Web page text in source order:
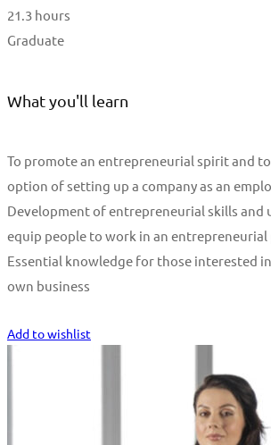
21.3 hours
Graduate
What you'll learn
To promote an entrepreneurial spirit and
option of setting up a company as an
Development of entrepreneurial skills and
equip people to work in an
Essential knowledge for those interested
own business
Add to wishlist